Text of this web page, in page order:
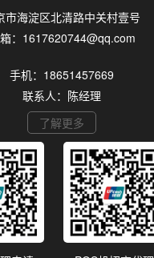
市海淀区北清路中关村壹号
：1617620744@qq.com
手机：18651457669
联系人：陈经理
了解更多